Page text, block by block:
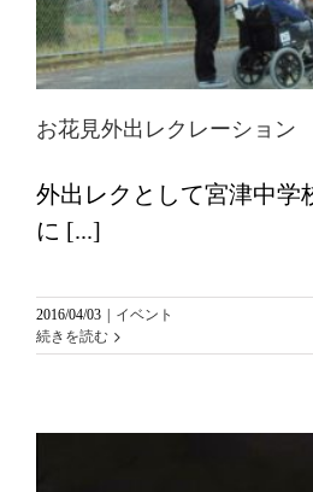
お花見外出レクレーション
外出レクとして宮津中学
に [...]
2016/04/03 | イベント
続きを読む